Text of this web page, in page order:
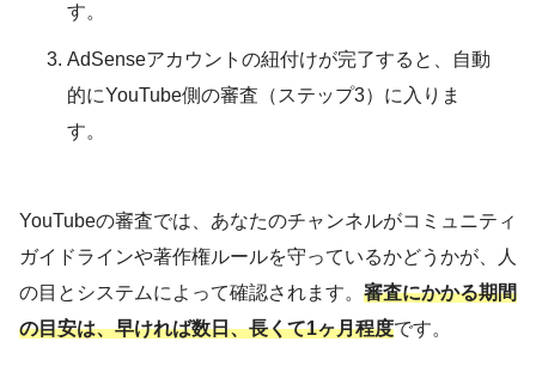
す。
AdSenseアカウントの紐付けが完了すると、自動
的にYouTube側の審査（ステップ3）に入りま
す。
YouTubeの審査では、あなたのチャンネルがコミュニティ
ガイドラインや著作権ルールを守っているかどうかが、人
の目とシステムによって確認されます。 審査にかかる期間
の目安は、早ければ数日、長くて1ヶ月程度です。